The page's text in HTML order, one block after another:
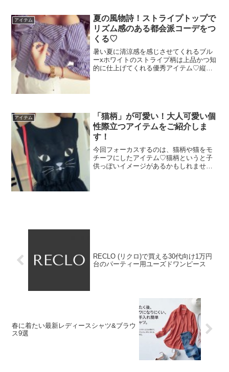
アイテム
夏の風物詩！ストライプトップで
リズム感のある都会派コーデをつ
くる♡
暑い夏に清涼感を感じさせてくれるブル
ーxホワイトのストライプ柄は上品かつ知
的に仕上げてくれる優秀アイテム♡縦の
アイテム
「猫柄」が可愛い！大人可愛い個
性際立つアイテムをご紹介しま
す！
今回フォーカスするのは、猫柄や猫をモ
チーフにしたアイテム♡猫柄というと子
供っぽいイメージがあるかもしれません
RECLO (リクロ)で買える30代向け1万円
台のパーティー用ユーズドワンピース
春に着たい最新レディースシャツ&ブラウ
ス9選